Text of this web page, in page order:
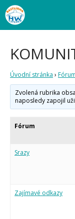
Webový
elektroniky
Úvodní stránka ›
Zvolená rubrika
naposledy zapojil
Fórum
Srazy
Zajímavé odkazy